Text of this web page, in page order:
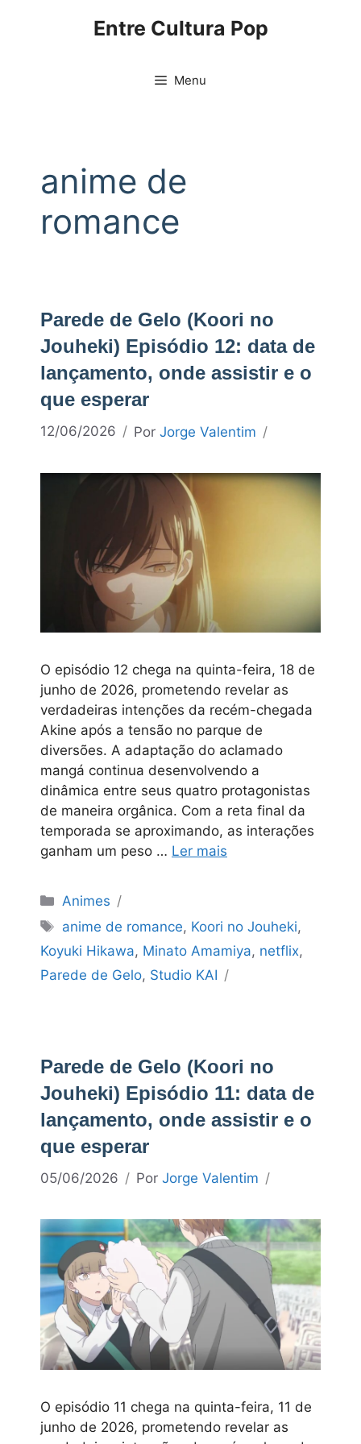
Entre Cultura Pop
Menu
anime de
romance
Parede de Gelo (Koori no
Jouheki) Episódio 12: data de
lançamento, onde assistir e o
que esperar
12/06/2026 Por Jorge Valentim
O episódio 12 chega na quinta-feira, 18 de
junho de 2026, prometendo revelar as
verdadeiras intenções da recém-chegada
Akine após a tensão no parque de
diversões. A adaptação do aclamado
mangá continua desenvolvendo a
dinâmica entre seus quatro protagonistas
de maneira orgânica. Com a reta final da
temporada se aproximando, as interações
ganham um peso … Ler mais
Categorias
Animes
Tags
anime de romance, Koori no Jouheki,
Koyuki Hikawa, Minato Amamiya, netflix,
Parede de Gelo, Studio KAI
Parede de Gelo (Koori no
Jouheki) Episódio 11: data de
lançamento, onde assistir e o
que esperar
05/06/2026 Por Jorge Valentim
O episódio 11 chega na quinta-feira, 11 de
junho de 2026, prometendo revelar as